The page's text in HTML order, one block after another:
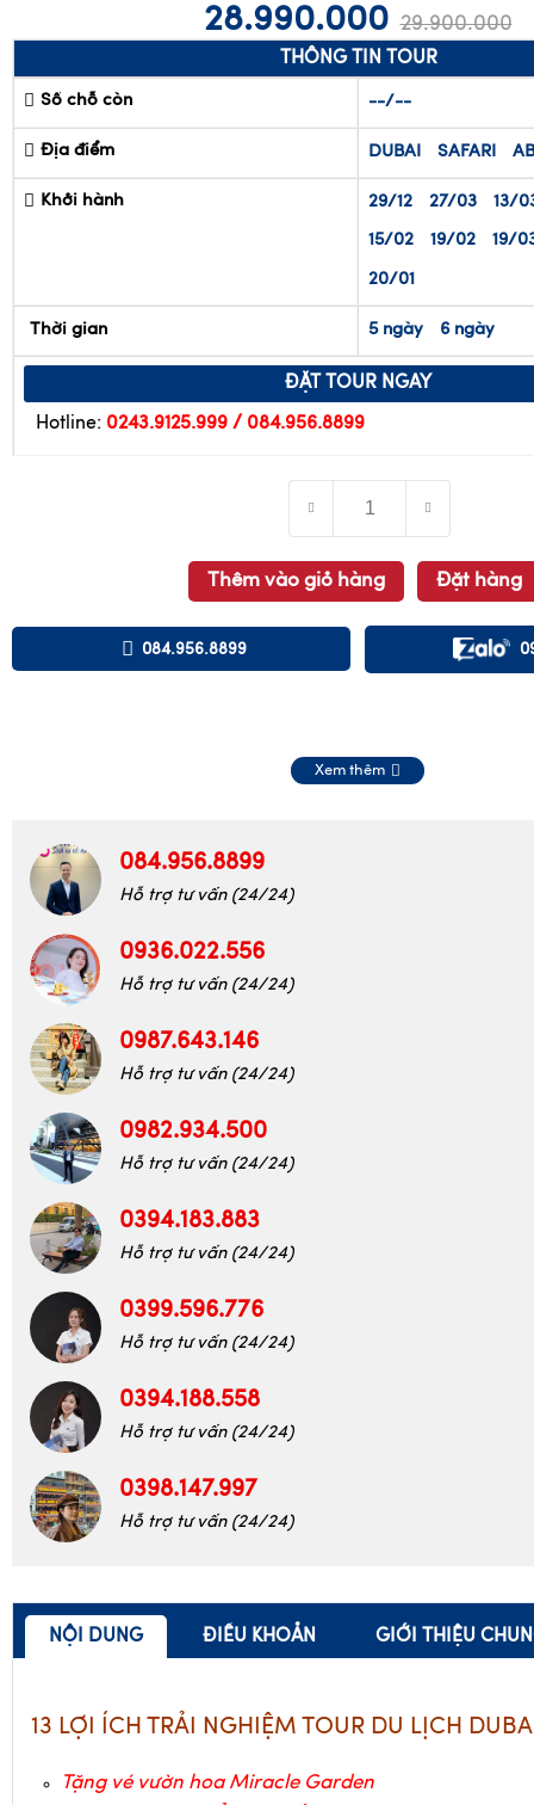
28.990.000 29.900.000
THÔNG TIN TOUR
Số chỗ còn --/--
Địa điểm DUBAI SAFARI
Khởi hành 29/12 27/03 13/
15/02 19/02 19/
20/01
Thời gian 5 ngày 6 ngày
ĐẶT TOUR NGAY
Hotline: 0243.9125.999 / 084.956.8899
Thêm vào giỏ hàng Đặt hàng
084.956.8899
Xem thêm
084.956.8899
Hỗ trợ tư vấn (24/24)
0936.022.556
Hỗ trợ tư vấn (24/24)
0987.643.146
Hỗ trợ tư vấn (24/24)
0982.934.500
Hỗ trợ tư vấn (24/24)
0394.183.883
Hỗ trợ tư vấn (24/24)
0399.596.776
Hỗ trợ tư vấn (24/24)
0394.188.558
Hỗ trợ tư vấn (24/24)
0398.147.997
Hỗ trợ tư vấn (24/24)
NỘI DUNG ĐIỀU KHOẢN GIỚI THIỆU
13 LỢI ÍCH TRẢI NGHIỆM TOUR DU LỊCH
Tặng vé vườn hoa Miracle Garden